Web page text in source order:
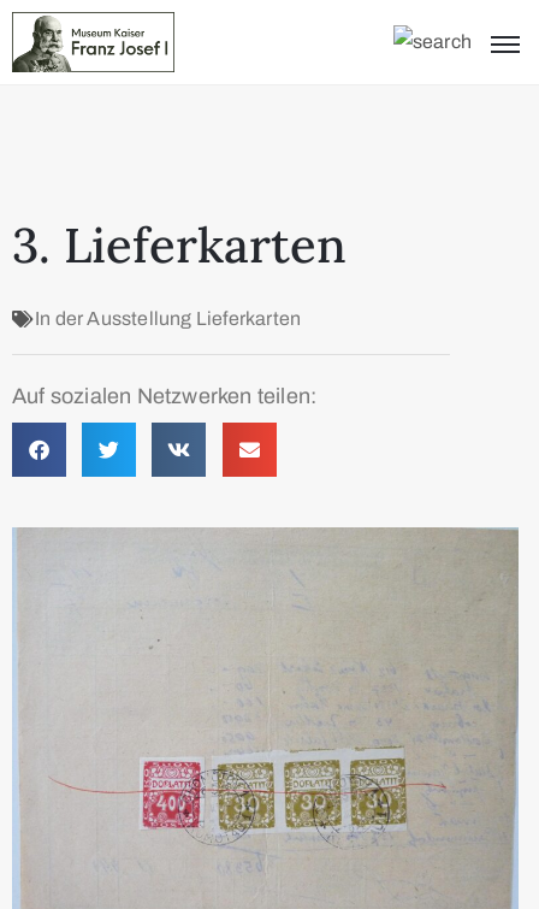
3. Lieferkarten
In der Ausstellung Lieferkarten
Auf sozialen Netzwerken teilen: